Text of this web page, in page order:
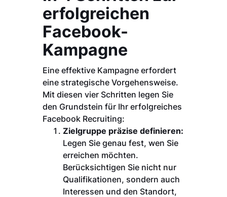
erfolgreichen
Facebook-
Kampagne
Eine effektive Kampagne erfordert
eine strategische Vorgehensweise.
Mit diesen vier Schritten legen Sie
den Grundstein für Ihr erfolgreiches
Facebook Recruiting:
Zielgruppe präzise definieren:
Legen Sie genau fest, wen Sie
erreichen möchten.
Berücksichtigen Sie nicht nur
Qualifikationen, sondern auch
Interessen und den Standort,